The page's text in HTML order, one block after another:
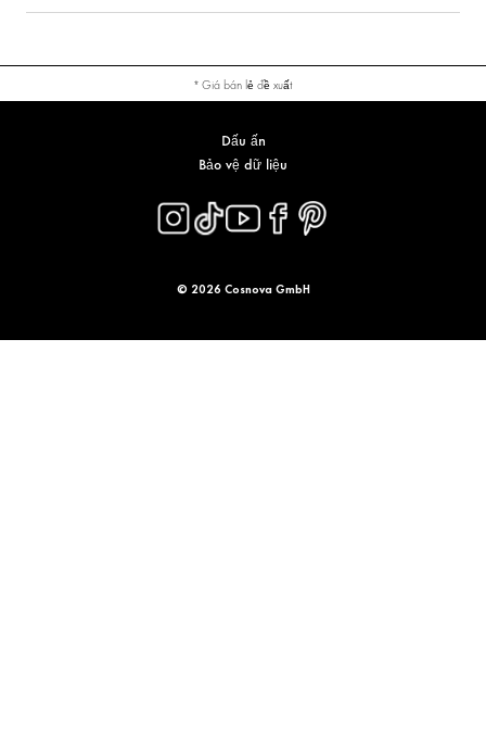
* Giá bán lẻ đề xuất
Dấu ấn
Bảo vệ dữ liệu
© 2026 Cosnova GmbH